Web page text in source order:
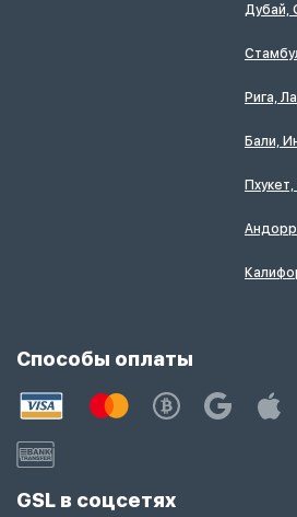
Дубай,
Рига,
Бали,
Способы оплаты
GSL в соцсетях